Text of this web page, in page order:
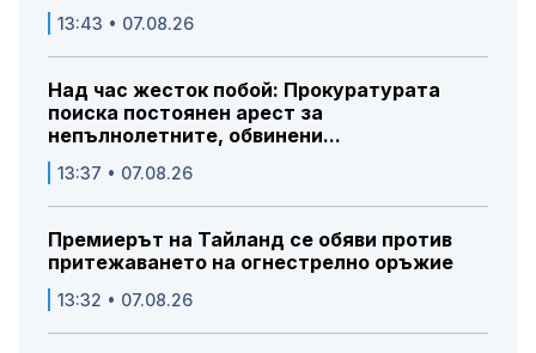
13:43 • 07.08.26
Над час жесток побой: Прокуратурата
поиска постоянен арест за
непълнолетните, обвинени...
13:37 • 07.08.26
Премиерът на Тайланд се обяви против
притежаването на огнестрелно оръжие
13:32 • 07.08.26